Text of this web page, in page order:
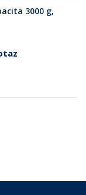
3000 g,